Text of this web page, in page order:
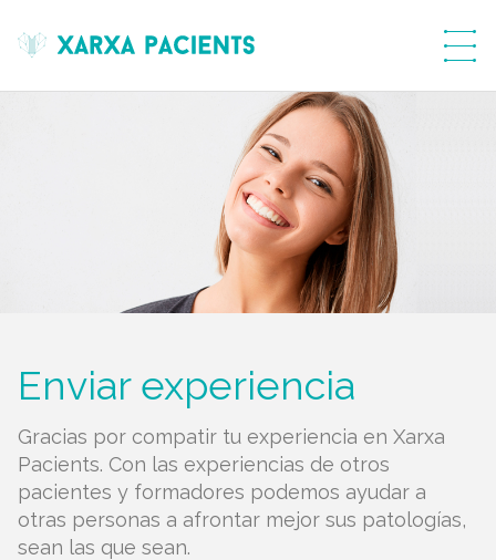
Enviar experiencia
Gracias por compatir tu experiencia en Xarxa
Pacients. Con las experiencias de otros
pacientes y formadores podemos ayudar a
otras personas a afrontar mejor sus patologías,
sean las que sean.